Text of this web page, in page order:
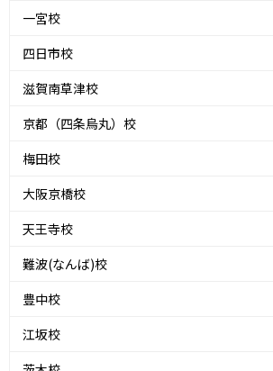
一宮校
四日市校
滋賀南草津校
京都（四条烏丸）校
梅田校
大阪京橋校
天王寺校
難波(なんば)校
豊中校
江坂校